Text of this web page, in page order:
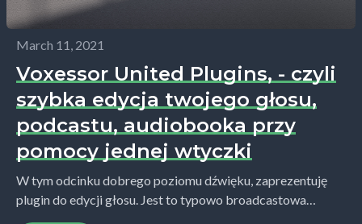
March 11, 2021
Voxessor United Plugins, - czyli
szybka edycja twojego głosu,
podcastu, audiobooka przy
pomocy jednej wtyczki
W tym odcinku dobrego poziomu dźwięku, zaprezentuję
plugin do edycji głosu. Jest to typowo broadcastowa
wtyczka, która świetnie sprawdzi się podczas obróbki